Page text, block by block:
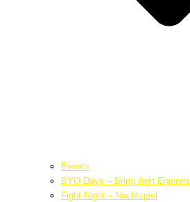
Events
BYO Days – Bring dein Eigenes
Fight Night – Nachtspiel